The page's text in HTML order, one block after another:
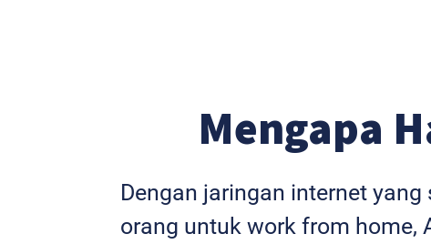
Mengapa
Dengan jaringan internet
orang untuk work from home,